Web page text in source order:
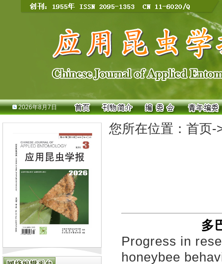
2026年8月7日
您所在位置： 首页-
多
Progress in
honeybee